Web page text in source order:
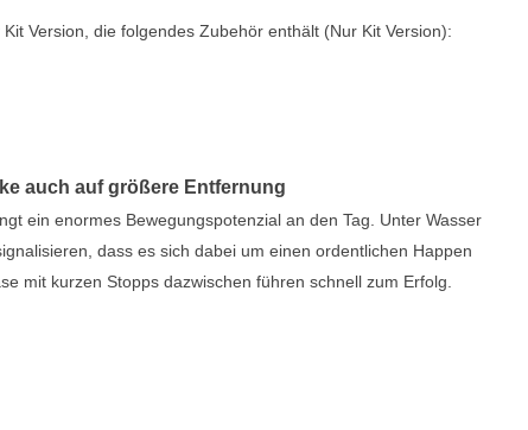
Version, die folgendes Zubehör enthält (Nur Kit Version):
auch auf größere Entfernung
ein enormes Bewegungspotenzial an den Tag. Unter Wasser
dass es sich dabei um einen ordentlichen Happen
mit kurzen Stopps dazwischen führen schnell zum Erfolg.